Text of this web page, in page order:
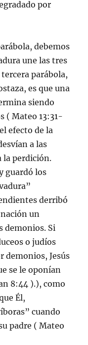
por
debemos
une las tres
parábola,
es que una
siendo
( Mateo 13:31-
efecto de la
a las
la perdición.
guardó los
derribó
un
demonios. Si
o judíos
demonios, Jesús
se le oponían
8:44 ).), como
Él,
cuando
padre ( Mateo